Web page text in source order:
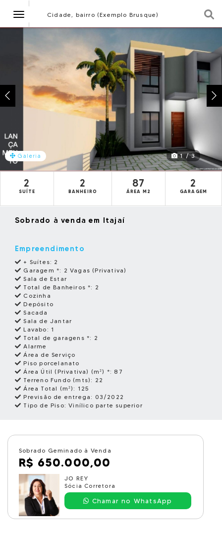
NavegaçãoCidade, bairro (Exemplo Brusque)
Galeria 1 / 3
2
SUÍTE
2
BANHEIRO
87
ÁREA M2
2
GARAGEM
Sobrado à venda em Itajaí
Empreendimento
+ Suítes: 2
Garagem *: 2 Vagas (Privativa)
Sala de Estar
Total de Banheiros *: 2
Cozinha
Depósito
Sacada
Sala de Jantar
Lavabo: 1
Total de garagens *: 2
Alarme
Área de Serviço
Piso porcelanato
Área Útil (Privativa) (m²) *: 87
Terreno Fundo (mts): 22
Área Total (m²): 125
Previsão de entrega: 03/2022
Tipo de Piso:Vinílico parte superior
Sobrado Geminado à Venda
R$ 650.000,00
JO REY
Sócia Corretora
Chamar no WhatsApp